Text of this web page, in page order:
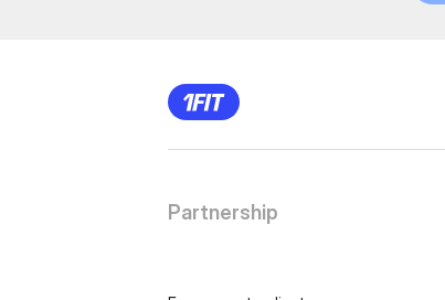
Partnership